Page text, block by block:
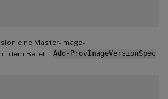
eine Master-Image-
dem Befehl Add-ProvImageVersionSpec